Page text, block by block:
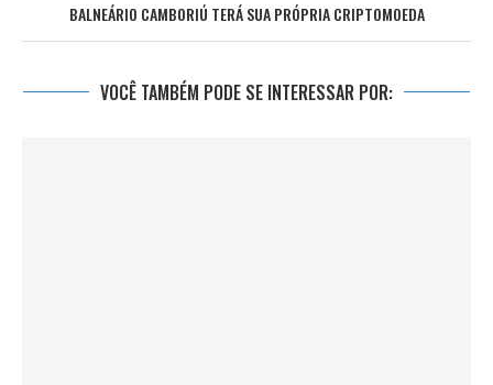
BALNEÁRIO CAMBORIÚ TERÁ SUA PRÓPRIA CRIPTOMOEDA
VOCÊ TAMBÉM PODE SE INTERESSAR POR: